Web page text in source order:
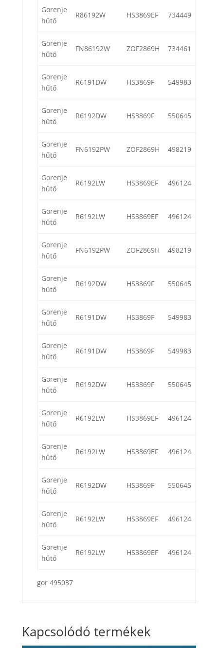
Gorenje
hűtő
R86192W HS3869EF 734449
Gorenje
hűtő
FN86192W ZOF2869H 734461
Gorenje
hűtő
R6191DW HS3869F 549983
Gorenje
hűtő
R6192DW HS3869F 550645
Gorenje
hűtő
FN6192PW ZOF2869H 498219
Gorenje
hűtő
R6192LW HS3869EF 496124
Gorenje
hűtő
R6192LW HS3869EF 496124
Gorenje
hűtő
FN6192PW ZOF2869H 498219
Gorenje
hűtő
R6192DW HS3869F 550645
Gorenje
hűtő
R6191DW HS3869F 549983
Gorenje
hűtő
R6191DW HS3869F 549983
Gorenje
hűtő
R6192DW HS3869F 550645
Gorenje
hűtő
R6192LW HS3869EF 496124
Gorenje
hűtő
R6192LW HS3869EF 496124
Gorenje
hűtő
R6192DW HS3869F 550645
Gorenje
hűtő
R6192LW HS3869EF 496124
Gorenje
hűtő
R6192LW HS3869EF 496124
gor 495037
Kapcsolódó termékek